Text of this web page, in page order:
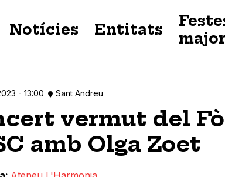
Notícies Entitats
- 13:00 Sant Andreu
vermut del
amb Olga Zoet